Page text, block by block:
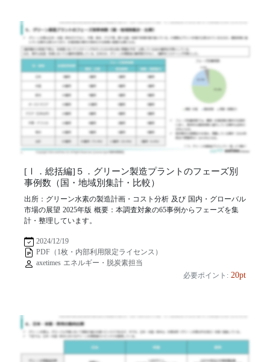
[Ⅰ．総括編]５．グリーン製造プラントのフェーズ別
事例数（国・地域別集計・比較）
出所：グリーン水素の製造計画・コスト分析 及び 国内・グローバル
市場の展望 2025年版 概要：本調査対象の65事例からフェーズを集
計・整理しています。
2024/12/19
PDF（1枚・内部利用限定ライセンス）
axetimes エネルギー・脱炭素担当
必要ポイント: 20pt